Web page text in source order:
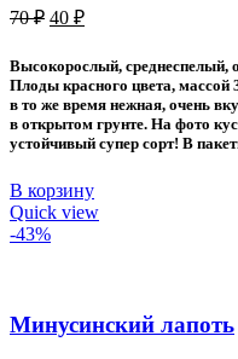
70₽ Первоначальная
составляла
70 ₽.
40 ₽Текущая
40 ₽.
Высокорослый, среднеспелый,
Плоды красного цвета,
в то же время нежная, очень
в открытом грунте. На фото
устойчивый супер сорт! В
В корзину
Quick view
-43%
Минусинский лапоть